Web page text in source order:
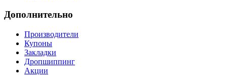
Дополнительно
Производители
Купоны
Закладки
Дропшиппинг
Акции